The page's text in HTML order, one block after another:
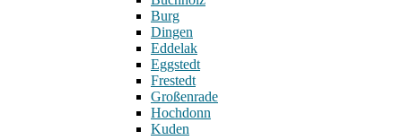
Burg
Dingen
Eddelak
Eggstedt
Frestedt
Großenrade
Hochdonn
Kuden